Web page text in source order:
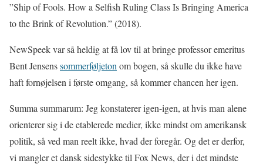
”Ship of Fools. How a Selfish Ruling Class Is Bringing America
to the Brink of Revolution.” (2018).
NewSpeek var så heldig at få lov til at bringe professor emeritus
Bent Jensenssommerføljeton om bogen, så skulle du ikke have
haft fornøjelsen i første omgang, så kommer chancen her igen.
Summa summarum: Jeg konstaterer igen-igen, at hvis man alene
orienterer sig i de etablerede medier, ikke mindst om amerikansk
politik, så ved man reelt ikke, hvad der foregår. Og det er derfor,
vi mangler et dansk sidestykke til Fox News, der i det mindste